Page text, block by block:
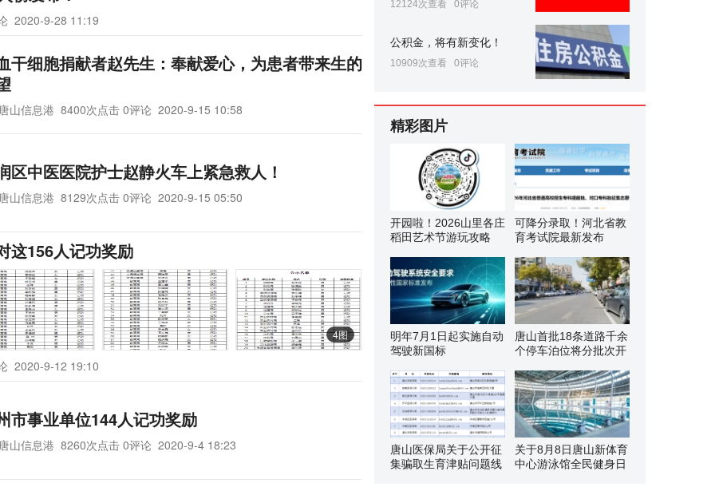
2020-9-28 11:19
干细胞捐献者赵先生：奉献爱心，为患者带来生的
山信息港 8400次点击 0评论 2020-9-15 10:58
区中医医院护士赵静火车上紧急救人！
山信息港 8129次点击 0评论 2020-9-15 05:50
这156人记功奖励
4图
2020-9-12 19:10
市事业单位144人记功奖励
山信息港 8260次点击 0评论 2020-9-4 18:23
12124次查看 0评论
公积金，将有新变化！
10909次查看 0评论
精彩图片
开园啦！2026山里各庄
稻田艺术节游玩攻略
可降分录取！河北省教
育考试院最新发布
明年7月1日起实施自动
驾驶新国标
唐山首批18条道路千余
个停车泊位将分批次开
唐山医保局关于公开征
集骗取生育津贴问题线
关于8月8日唐山新体育
中心游泳馆全民健身日